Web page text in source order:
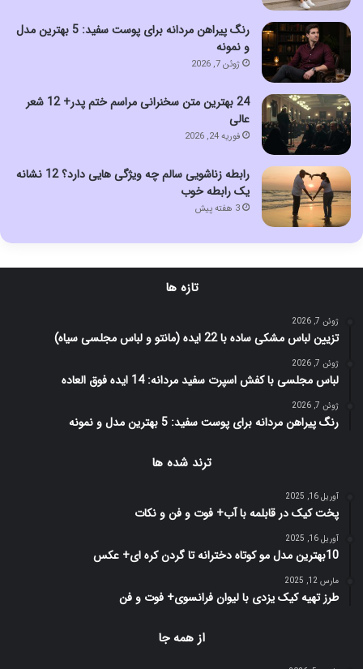
رنگ پیراهن مردانه برای پوست سفید: 5 بهترین مدل
و نمونه
ژوئن 7, 2026
24 بهترین متن سخنرانی مراسم ختم پدر+ 12 شعر
عالی
فوریه 24, 2026
رابطه زناشویی سالم چه ویژگی هایی دارد؟ 12 نشانه
یک رابطه خوب
3 هفته پیش
تازه ها
ژوئن 7, 2026
تزیین لباس مشکی ساده با 22 ایده (مانتو و لباس مجلسی سیاه)
ژوئن 7, 2026
لباس مجلسی با کفش اسپرت سفید مردانه: 14 ایده فوق العاده
ژوئن 7, 2026
رنگ پیراهن مردانه برای پوست سفید: 5 بهترین مدل و نمونه
ترند شده ها
آوریل 16, 2025
پخت کیک در قابلمه با آب+ فوت و فن و نکات
آوریل 16, 2025
10بهترین مدل مو کوتاه دخترانه تا گردن کره ای+ عکس
مارس 12, 2025
طرز تهیه کیک یزدی با لیوان فرانسوی+ فوت و فن
از همه جا